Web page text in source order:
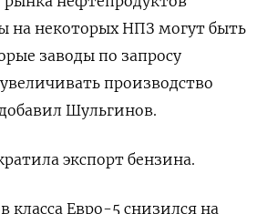
на некоторых НПЗ могут быть
заводы по запросу
производство
Шульгинов.
экспорт бензина.
класса Евро-5 снизился на